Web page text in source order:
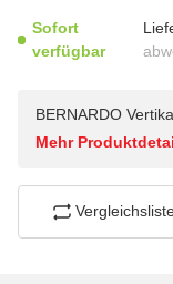
Sofort
verfügbar
BERNARDO
Mehr